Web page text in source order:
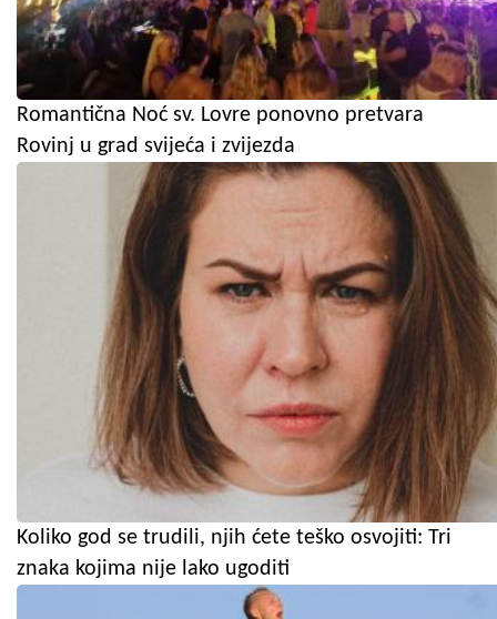
Romantična Noć sv. Lovre ponovno pretvara
Rovinj u grad svijeća i zvijezda
Koliko god se trudili, njih ćete teško osvojiti: Tri
znaka kojima nije lako ugoditi